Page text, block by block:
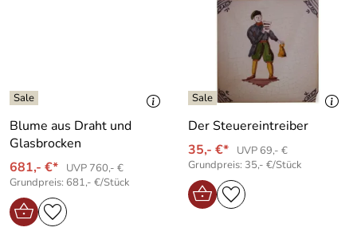
Blume aus Draht und
Glasbrocken
681,- €*
UVP 760,- €
Grundpreis: 681,- €/Stück
Der Steuereintreiber
35,- €*
UVP 69,- €
Grundpreis: 35,- €/Stück